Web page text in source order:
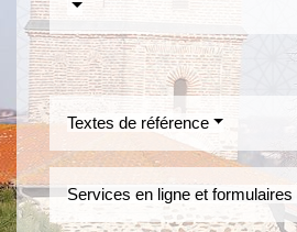
Textes de référence
Services en ligne et formulaires